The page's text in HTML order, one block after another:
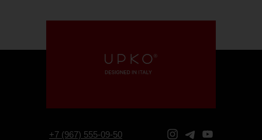
+7 (967) 555-09-50